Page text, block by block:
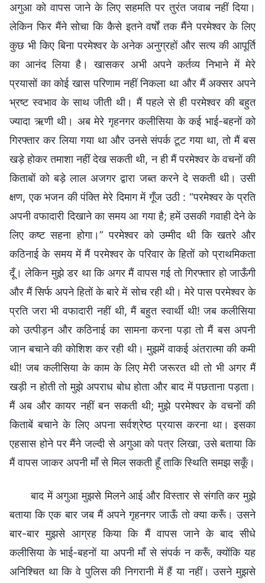
अगुआ को वापस जाने के लिए सहमति पर तुरंत जवाब नहीं दिया।
लेकिन फिर मैंने सोचा कि कैसे इतने वर्षों तक मैंने परमेश्वर के लिए
कुछ भी किए बिना परमेश्वर के अनेक अनुग्रहों और सत्य की आपूर्ति
का आनंद लिया है। खासकर अभी अपने कर्तव्य निभाने में मेरे
प्रयासों का कोई खास परिणाम नहीं निकला था और मैं अक्सर अपने
भ्रष्ट स्वभाव के साथ जीती थी। मैं पहले से ही परमेश्वर की बहुत
ज्यादा ऋणी थी। अब मेरे गृहनगर कलीसिया के कई भाई-बहनों को
गिरफ्तार कर लिया गया था और उनसे संपर्क टूट गया था, तो मैं बस
खड़े होकर तमाशा नहीं देख सकती थी, न ही मैं परमेश्वर के वचनों की
किताबों को बड़े लाल अजगर द्वारा जब्त करने दे सकती थी। उसी
क्षण, एक भजन की पंक्ति मेरे दिमाग में गूँज उठी : “परमेश्वर के प्रति
अपनी वफादारी दिखाने का समय आ गया है; हमें उसकी गवाही देने के
लिए कष्ट सहना होगा।” परमेश्वर को उम्मीद थी कि खतरे और
कठिनाई के समय में मैं परमेश्वर के परिवार के हितों को प्राथमिकता
दूँ। लेकिन मुझे डर था कि अगर मैं वापस गई तो गिरफ्तार हो जाऊँगी
और मैं सिर्फ अपने हितों के बारे में सोच रही थी। मेरे पास परमेश्वर के
प्रति जरा भी वफादारी नहीं थी, मैं बहुत स्वार्थी थी! जब कलीसिया
को उत्पीड़न और कठिनाई का सामना करना पड़ा तो मैं बस अपनी
जान बचाने की कोशिश कर रही थी। मुझमें वाकई अंतरात्मा की कमी
थी! जब कलीसिया के काम के लिए मेरी जरूरत थी तो भी अगर मैं
खड़ी न होती तो मुझे अपराध बोध होता और बाद में पछताना पड़ता।
मैं अब और कायर नहीं बन सकती थी; मुझे परमेश्वर के वचनों की
किताबें बचाने के लिए अपना सर्वश्रेष्ठ प्रयास करना था। इसका
एहसास होने पर मैंने जल्दी से अगुआ को पत्र लिखा, उसे बताया कि
मैं वापस जाकर अपनी माँ से मिल सकती हूँ ताकि स्थिति समझ सकूँ।
बाद में अगुआ मुझसे मिलने आई और विस्तार से संगति कर मुझे
बताया कि एक बार जब मैं अपने गृहनगर जाऊँ तो क्या करूँ। उसने
बार-बार मुझसे आग्रह किया कि मैं वापस जाने के बाद सीधे
कलीसिया के भाई-बहनों या अपनी माँ से संपर्क न करूँ, क्योंकि यह
अनिश्चित था कि वे पुलिस की निगरानी में हैं या नहीं। उसने मुझसे